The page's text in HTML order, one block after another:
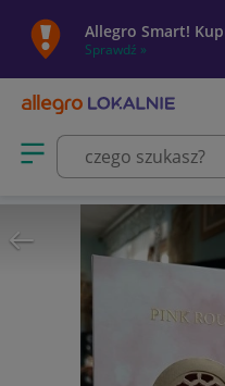
Allegro Smart!
Sprawdź »
Otwórz menu z kategoriami